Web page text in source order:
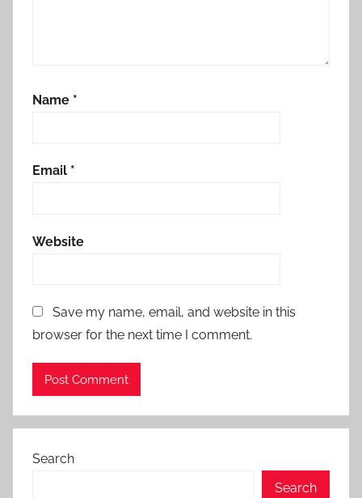
Name *
Email *
Website
Save my name, email, and website in this
browser for the next time I comment.
Search
Search